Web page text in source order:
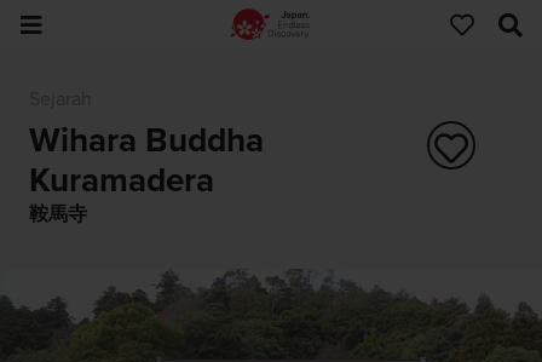
Wihara Buddha
Kuramadera
鞍馬寺